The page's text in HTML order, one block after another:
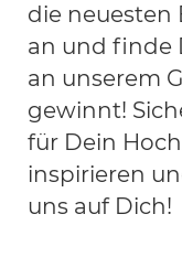
die neuesten
an und finde
an unserem
gewinnt!
für Dein
inspirieren
uns auf Dich!